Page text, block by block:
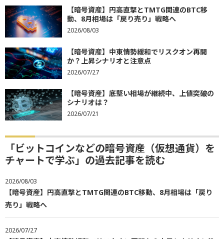
【暗号資産】円高直撃とTMTG関連のBTC移
動、8月相場は「戻り売り」戦略へ
2026/08/03
【暗号資産】中東情勢緩和でリスクオン再開
か？上昇シナリオと注意点
2026/07/27
【暗号資産】底堅い相場が継続中、上値突破の
シナリオは？
2026/07/21
「ビットコインなどの暗号資産（仮想通貨）を
チャートで学ぶ」の過去記事を読む
2026/08/03
【暗号資産】円高直撃とTMTG関連のBTC移動、8月相場は「戻り
売り」戦略へ
2026/07/27